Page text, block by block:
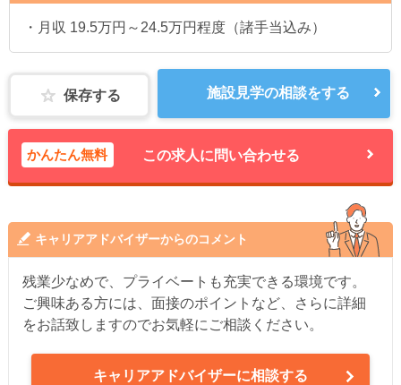
・月収 19.5万円～24.5万円程度（諸手当込み）
保存する 施設見学の相談をする
かんたん無料 この求人に問い合わせる
キャリアアドバイザーからのコメント
残業少なめで、プライベートも充実できる環境です。
ご興味ある方には、面接のポイントなど、さらに詳細
をお話致しますのでお気軽にご相談ください。
キャリアアドバイザーに相談する